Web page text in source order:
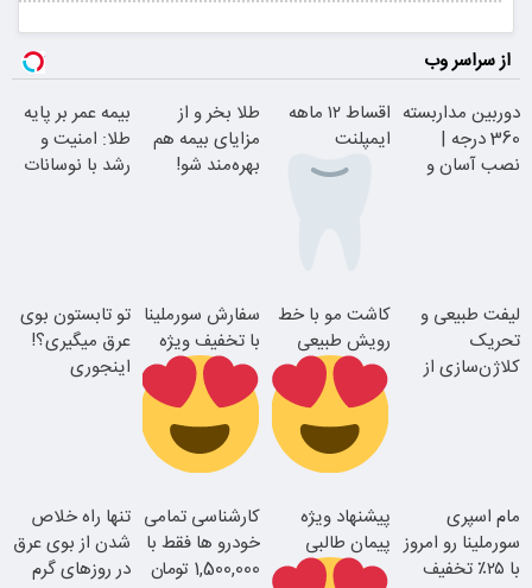
از سراسر وب
دوربین مداربسته
360 درجه |
نصب آسان و
اقساط ۱۲ ماهه
ایمپلنت
ضامن؛ همین
امروز اقدام کن
طلا بخر و از
مزایای بیمه هم
بهره‌مند شو!
بیمه عمر بر پایه
طلا: امنیت و
رشد با نوسانات
لیفت طبیعی و
تحریک
کلاژن‌سازی از
جوان شو
کاشت مو با خط
رویش طبیعی
بهره
سفارش سورملینا
با تخفیف ویژه
2 دقیقه!
تو تابستون بوی
عرق میگیری؟!
اینجوری
مام اسپری
سورملینا رو امروز
با ۲۵٪ تخفیف
پیشنهاد ویژه
پیمان طالبی
کارشناسی تمامی
خودرو ها فقط با
1,500,000 تومان
تنها راه خلاص
شدن از بوی عرق
در روزهای گرم